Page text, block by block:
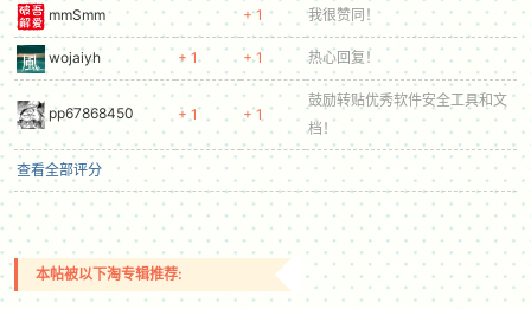
mmSmm + 1 我很赞同！
wojaiyh + 1 + 1 热心回复！
pp67868450 + 1 + 1
鼓励转贴优秀软件安全工具和文
档！
查看全部评分
本帖被以下淘专辑推荐: